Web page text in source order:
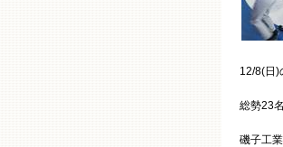
12/8(日)
総勢23
磯子工